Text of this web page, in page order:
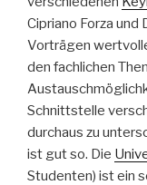
Cipriano Forza und
Vorträgen
den fachlichen
Schnittstelle
durchaus zu
ist gut so. Die
Studenten) ist ein